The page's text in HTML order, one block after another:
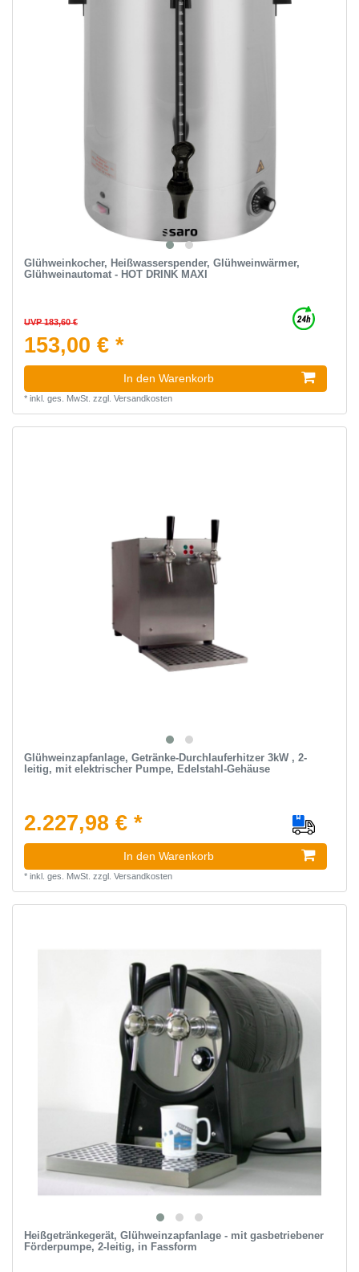
Glühweinkocher, Heißwasserspender, Glühweinwärmer,
Glühweinautomat - HOT DRINK MAXI
UVP 183,60 €
153,00 € *
In den Warenkorb
* inkl. ges. MwSt. zzgl. Versandkosten
Glühweinzapfanlage, Getränke-Durchlauferhitzer 3kW , 2-
leitig, mit elektrischer Pumpe, Edelstahl-Gehäuse
2.227,98 € *
In den Warenkorb
* inkl. ges. MwSt. zzgl. Versandkosten
Heißgetränkegerät, Glühweinzapfanlage - mit gasbetriebener
Förderpumpe, 2-leitig, in Fassform